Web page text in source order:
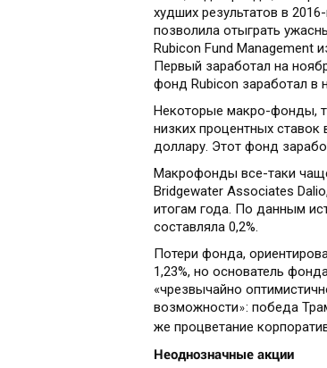
худших результатов в
позволила отыграть
Rubicon Fund Management
Первый заработал на
фонд Rubicon заработал в
Некоторые макро-фонды,
низких процентных
доллару. Этот фонд
Макрофонды все-таки
Bridgewater Associates
итогам года. По данным
составляла 0,2%.
Потери фонда,
1,23%, но основатель
«чрезвычайно
возможности»: победа
же процветание
Неоднозначные акции